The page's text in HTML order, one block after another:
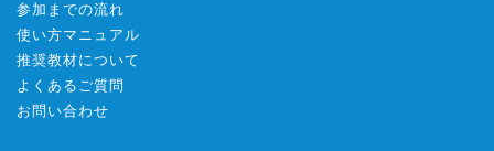
参加までの流れ
使い方マニュアル
推奨教材について
よくあるご質問
お問い合わせ